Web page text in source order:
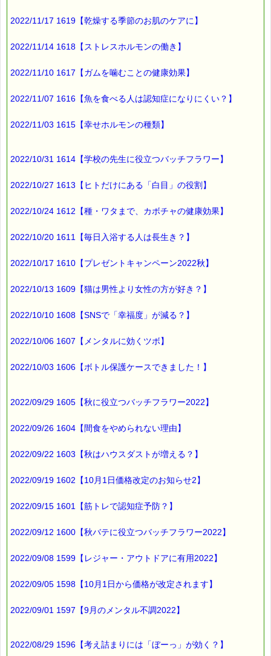
2022/11/17 1619【乾燥する季節のお肌のケアに】
2022/11/14 1618【ストレスホルモンの働き】
2022/11/10 1617【ガムを噛むことの健康効果】
2022/11/07 1616【魚を食べる人は認知症になりにくい？】
2022/11/03 1615【幸せホルモンの種類】
2022/10/31 1614【学校の先生に役立つバッチフラワー】
2022/10/27 1613【ヒトだけにある「白目」の役割】
2022/10/24 1612【種・ワタまで、カボチャの健康効果】
2022/10/20 1611【毎日入浴する人は長生き？】
2022/10/17 1610【プレゼントキャンペーン2022秋】
2022/10/13 1609【猫は男性より女性の方が好き？】
2022/10/10 1608【SNSで「幸福度」が減る？】
2022/10/06 1607【メンタルに効くツボ】
2022/10/03 1606【ボトル保護ケースできました！】
2022/09/29 1605【秋に役立つバッチフラワー2022】
2022/09/26 1604【間食をやめられない理由】
2022/09/22 1603【秋はハウスダストが増える？】
2022/09/19 1602【10月1日価格改定のお知らせ2】
2022/09/15 1601【筋トレで認知症予防？】
2022/09/12 1600【秋バテに役立つバッチフラワー2022】
2022/09/08 1599【レジャー・アウトドアに有用2022】
2022/09/05 1598【10月1日から価格が改定されます】
2022/09/01 1597【9月のメンタル不調2022】
2022/08/29 1596【考え詰まりには「ぼーっ」が効く？】